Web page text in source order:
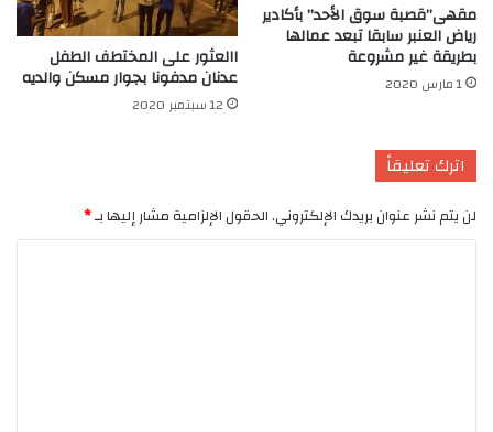
مقهى”قصبة سوق الأحد” بأكادير
رياض العنبر سابقا تبعد عمالها
بطريقة غير مشروعة
1 مارس 2020
االعثور على المختطف الطفل
عدنان مدفونا بجوار مسكن والديه
12 سبتمبر 2020
اترك تعليقاً
لن يتم نشر عنوان بريدك الإلكتروني.الحقول الإلزامية مشار إليها بـ*